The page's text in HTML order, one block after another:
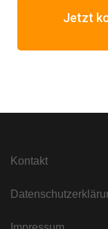
Jetzt
Kontakt